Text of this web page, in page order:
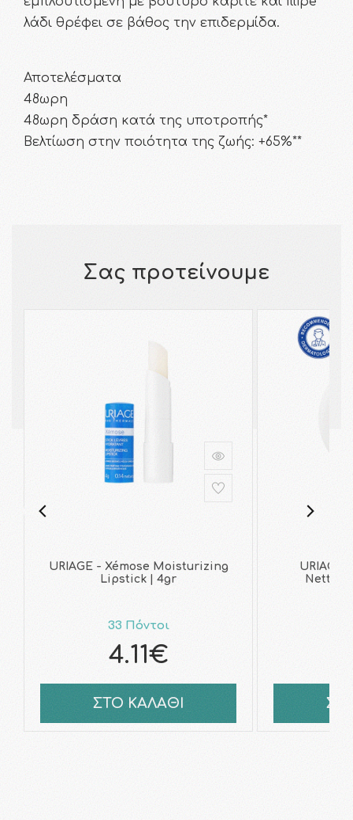
λάδι θρέφει σε βάθος την επιδερμίδα.
Αποτελέσματα
48ωρη
48ωρη δράση κατά της υποτροπής*
Βελτίωση στην ποιότητα της ζωής: +65%**
Σας προτείνουμε
URIAGE - Xémose Moisturizing
Lipstick | 4gr
33 Πόντοι
4.11€
ΣΤΟ ΚΑΛΑΘΙ
URIAGE